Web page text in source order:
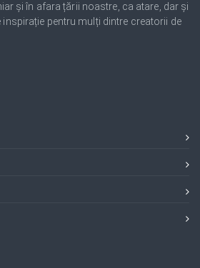
și în afara țării noastre, ca atare, dar și
pentru mulți dintre creatorii de